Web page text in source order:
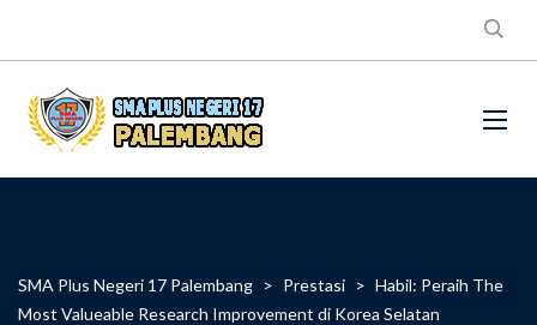
SMA Plus Negeri 17 Palembang > Prestasi > Habil: Peraih The
Most Valueable Research Improvement di Korea Selatan